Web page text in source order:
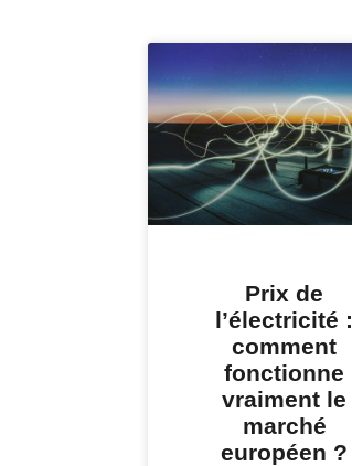
Prix de
l’électricité :
comment
fonctionne
vraiment le
marché
européen ?